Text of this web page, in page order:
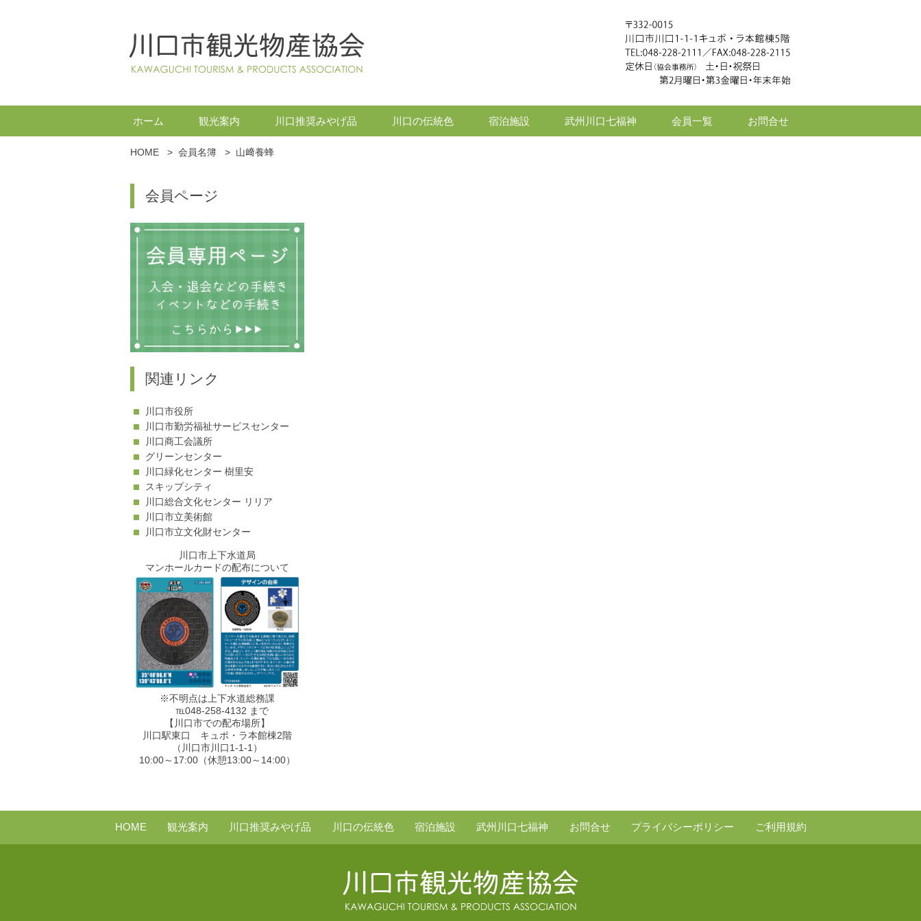
ホーム 観光案内 川口推奨みやげ品 川口の伝統色 宿泊施設 武州川口七福神 会員一覧 お問合せ
HOME > 会員名簿 > 山﨑養蜂
会員ページ
関連リンク
川口市役所
川口市勤労福祉サービスセンター
川口商工会議所
グリーンセンター
川口緑化センター 樹里安
スキップシティ
川口総合文化センター リリア
川口市立美術館
川口市立文化財センター
川口市上下水道局
マンホールカードの配布について
※不明点は上下水道総務課
℡048-258-4132 まで
【川口市での配布場所】
川口駅東口 キュポ・ラ本館棟2階
（川口市川口1-1-1）
10:00～17:00（休憩13:00～14:00）
HOME 観光案内 川口推奨みやげ品 川口の伝統色 宿泊施設 武州川口七福神 お問合せ プライバシーポリシー ご利用規約